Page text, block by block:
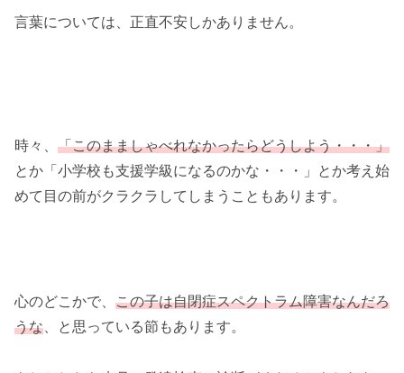
言葉については、正直不安しかありません。
時々、 「このまましゃべれなかったらどうしよう・・・」
とか「小学校も支援学級になるのかな・・・」とか考え始
めて目の前がクラクラしてしまうこともあります。
心のどこかで、 この子は自閉症スペクトラム障害なんだろ
うな 、と思っている節もあります。